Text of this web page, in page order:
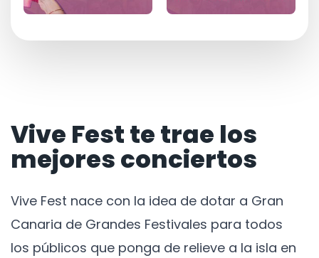
Vive Fest te trae los
mejores conciertos
Vive Fest nace con la idea de dotar a Gran
Canaria de Grandes Festivales para todos
los públicos que ponga de relieve a la isla en